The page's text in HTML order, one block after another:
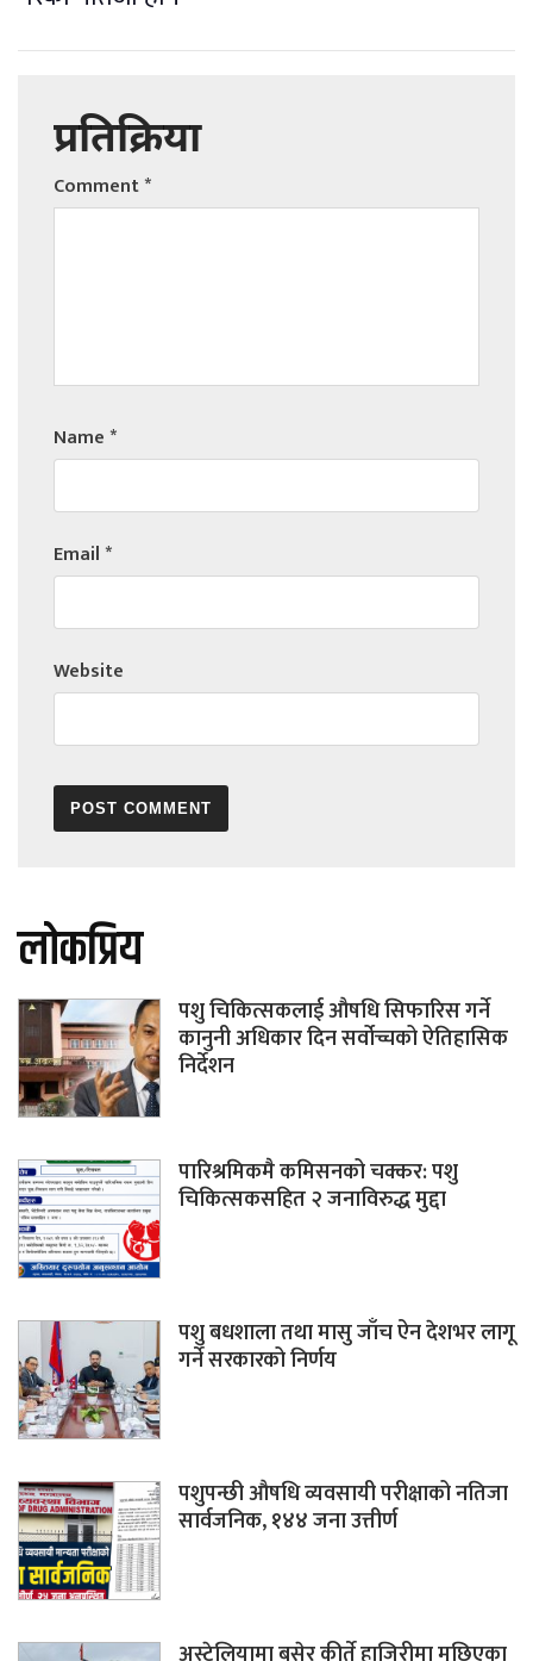
प्रतिक्रिया
Comment*
Name*
Email*
Website
लोकप्रिय
पशु चिकित्सकलाई औषधि सिफारिस गर्ने
कानुनी अधिकार दिन सर्वोच्चको ऐतिहासिक
निर्देशन
पारिश्रमिकमै कमिसनको चक्कर: पशु
चिकित्सकसहित २ जनाविरुद्ध मुद्दा
पशु बधशाला तथा मासु जाँच ऐन देशभर लागू
गर्ने सरकारको निर्णय
पशुपन्छी औषधि व्यवसायी परीक्षाको नतिजा
सार्वजनिक, १४४ जना उत्तीर्ण